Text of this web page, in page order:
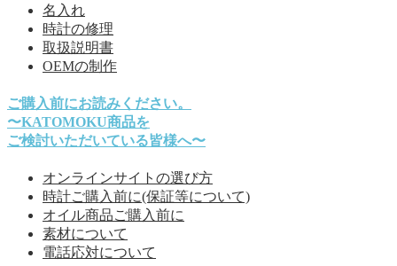
名入れ
時計の修理
取扱説明書
OEMの制作
ご購入前にお読みください。
〜KATOMOKU商品を
ご検討いただいている皆様へ〜
オンラインサイトの選び方
時計ご購入前に(保証等について)
オイル商品ご購入前に
素材について
電話応対について